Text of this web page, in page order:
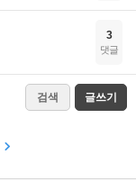
3
댓글
검색 글쓰기